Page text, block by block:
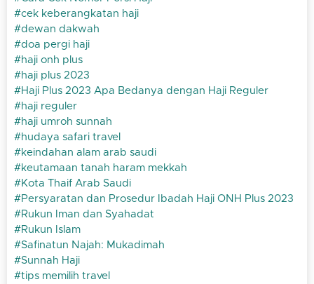
cek keberangkatan haji
dewan dakwah
doa pergi haji
haji onh plus
haji plus 2023
Haji Plus 2023 Apa Bedanya dengan Haji Reguler
haji reguler
haji umroh sunnah
hudaya safari travel
keindahan alam arab saudi
keutamaan tanah haram mekkah
Kota Thaif Arab Saudi
Persyaratan dan Prosedur Ibadah Haji ONH Plus 2023
Rukun Iman dan Syahadat
Rukun Islam
Safinatun Najah: Mukadimah
Sunnah Haji
tips memilih travel